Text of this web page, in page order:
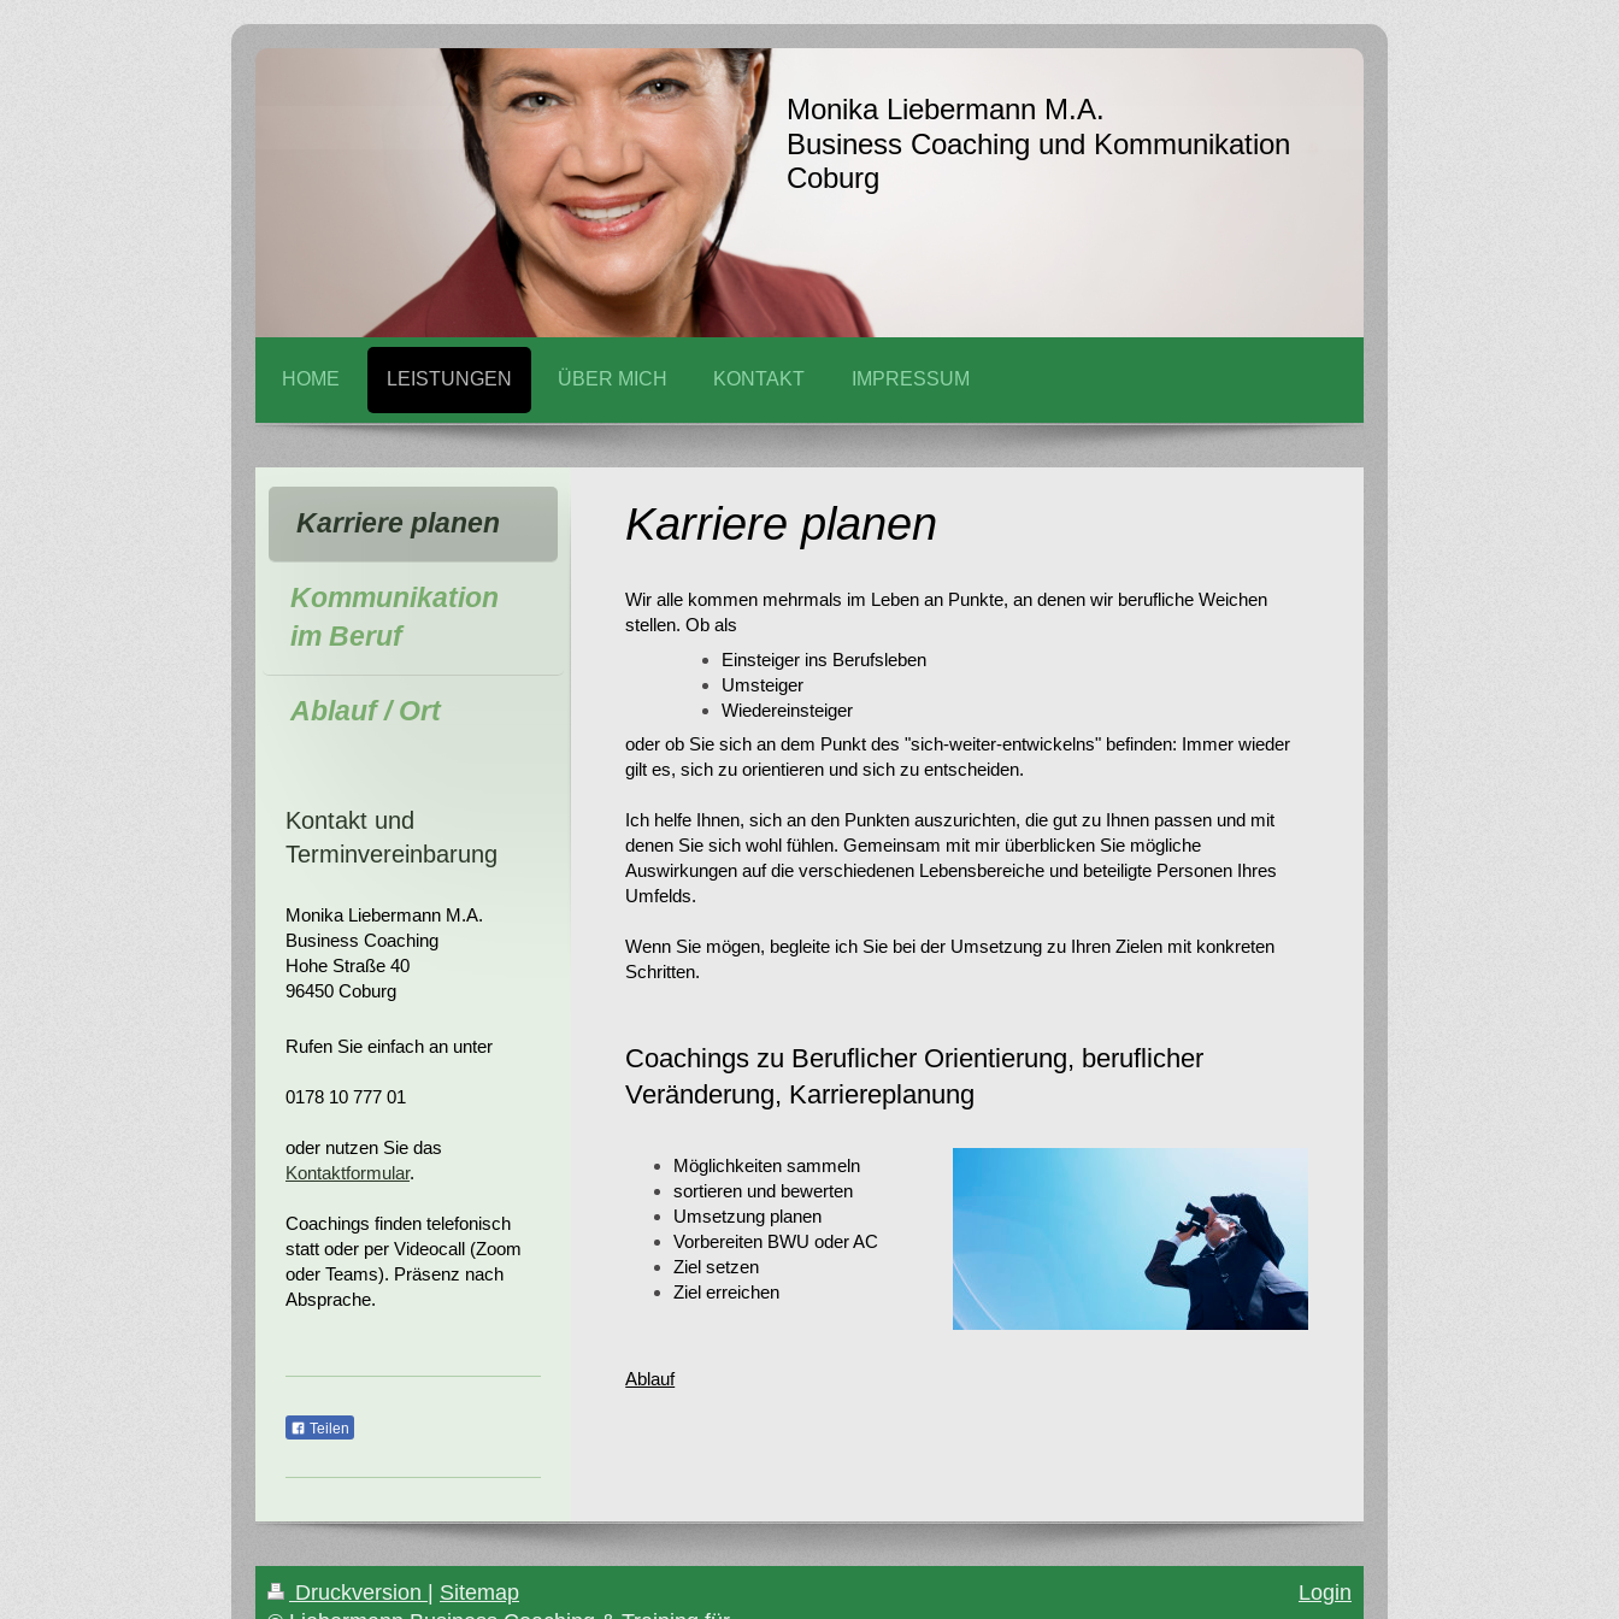
Monika Liebermann M.A.
Business Coaching und Kommunikation
Coburg
HOME LEISTUNGEN ÜBER MICH KONTAKT IMPRESSUM
Karriere planen
Wir alle kommen mehrmals im Leben an Punkte, an denen wir berufliche Weichen
stellen. Ob als
Einsteiger ins Berufsleben
Umsteiger
Wiedereinsteiger
oder ob Sie sich an dem Punkt des "sich-weiter-entwickelns" befinden: Immer wieder
gilt es, sich zu orientieren und sich zu entscheiden.
Ich helfe Ihnen, sich an den Punkten auszurichten, die gut zu Ihnen passen und mit
denen Sie sich wohl fühlen. Gemeinsam mit mir überblicken Sie mögliche
Auswirkungen auf die verschiedenen Lebensbereiche und beteiligte Personen Ihres
Umfelds.
Wenn Sie mögen, begleite ich Sie bei der Umsetzung zu Ihren Zielen mit konkreten
Schritten.
Coachings zu Beruflicher Orientierung, beruflicher
Veränderung, Karriereplanung
Möglichkeiten sammeln
sortieren und bewerten
Umsetzung planen
Vorbereiten BWU oder AC
Ziel setzen
Ziel erreichen
Ablauf
Karriere planen
Kommunikation
im Beruf
Ablauf / Ort
Kontakt und
Terminvereinbarung
Monika Liebermann M.A.
Business Coaching
Hohe Straße 40
96450 Coburg
Rufen Sie einfach an unter
0178 10 777 01
oder nutzen Sie das
Kontaktformular.
Coachings finden telefonisch
statt oder per Videocall (Zoom
oder Teams). Präsenz nach
Absprache.
Teilen
Druckversion | Sitemap
Login